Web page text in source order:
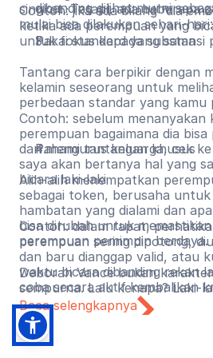
dibanding dilihat murni
singkat. Tetapi, ada beberapa
mulai bisa dilakukan sehari-hari:
Contoh: jika ada bilang “dia
ketika ada perempuan yang
untuk fokus kepada substansi
Pakai standard yang sama
Tantang cara berpikir dengan
kelamin seseorang untuk
perbedaan standar yang kamu
Contoh: sebelum menanyakan
perempuan bagaimana dia
dan mengurus keluarga, cek
saya akan bertanya hal yang
bicara laki-laki
Pahami tantangan khusus
Alih-alih menempatkan
sebagai token, berusaha
hambatan yang dialami dan
bisa dirubah untuk
perempuan pemimpin berdaya.
Contoh: dalam rapat,
perempuan sering dipotong,
dan baru dianggap valid, atau
waktu bicara dibanding rekan
coba secara aktif kembalikan
aslinya.
Deborah Vance bukan
sempurna. Lalu kenapa? Laki-
tidak sempurna umumnya
berkembang, gagal, dan
pemimpin yang tidak sempurna
mendapat pertanyaan apakah
Baca selengkapnya